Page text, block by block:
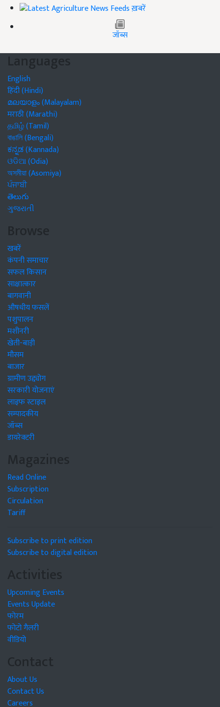
ख़बरें
जॉब्स
Languages
English
हिंदी (Hindi)
മലയാളം (Malayalam)
मराठी (Marathi)
தமிழ் (Tamil)
বাঙালি (Bengali)
ಕನ್ನಡ (Kannada)
ଓଡିଆ (Odia)
অসমীয়া (Asomiya)
ਪੰਜਾਬੀ
తెలుగు
ગુજરાતી
Browse
खबरें
कंपनी समाचार
सफल किसान
साक्षात्कार
बागवानी
औषधीय फसलें
पशुपालन
मशीनरी
खेती-बाड़ी
मौसम
बाजार
ग्रामीण उद्द्योग
सरकारी योजनाएं
लाइफ स्टाइल
सम्पादकीय
जॉब्स
डायरेक्टरी
Magazines
Read Online
Subscription
Circulation
Tariff
Subscribe to print edition
Subscribe to digital edition
Activities
Upcoming Events
Events Update
फोरम
फोटो गैलरी
वीडियो
Contact
About Us
Contact Us
Careers